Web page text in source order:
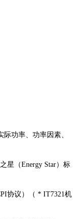
功率、功率因素、
星（Energy Star）标
协议）（ * IT7321机